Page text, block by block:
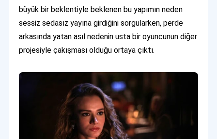
büyük bir beklentiyle beklenen bu yapımın neden
sessiz sedasız yayına girdiğini sorgularken, perde
arkasında yatan asıl nedenin usta bir oyuncunun diğer
projesiyle çakışması olduğu ortaya çıktı.